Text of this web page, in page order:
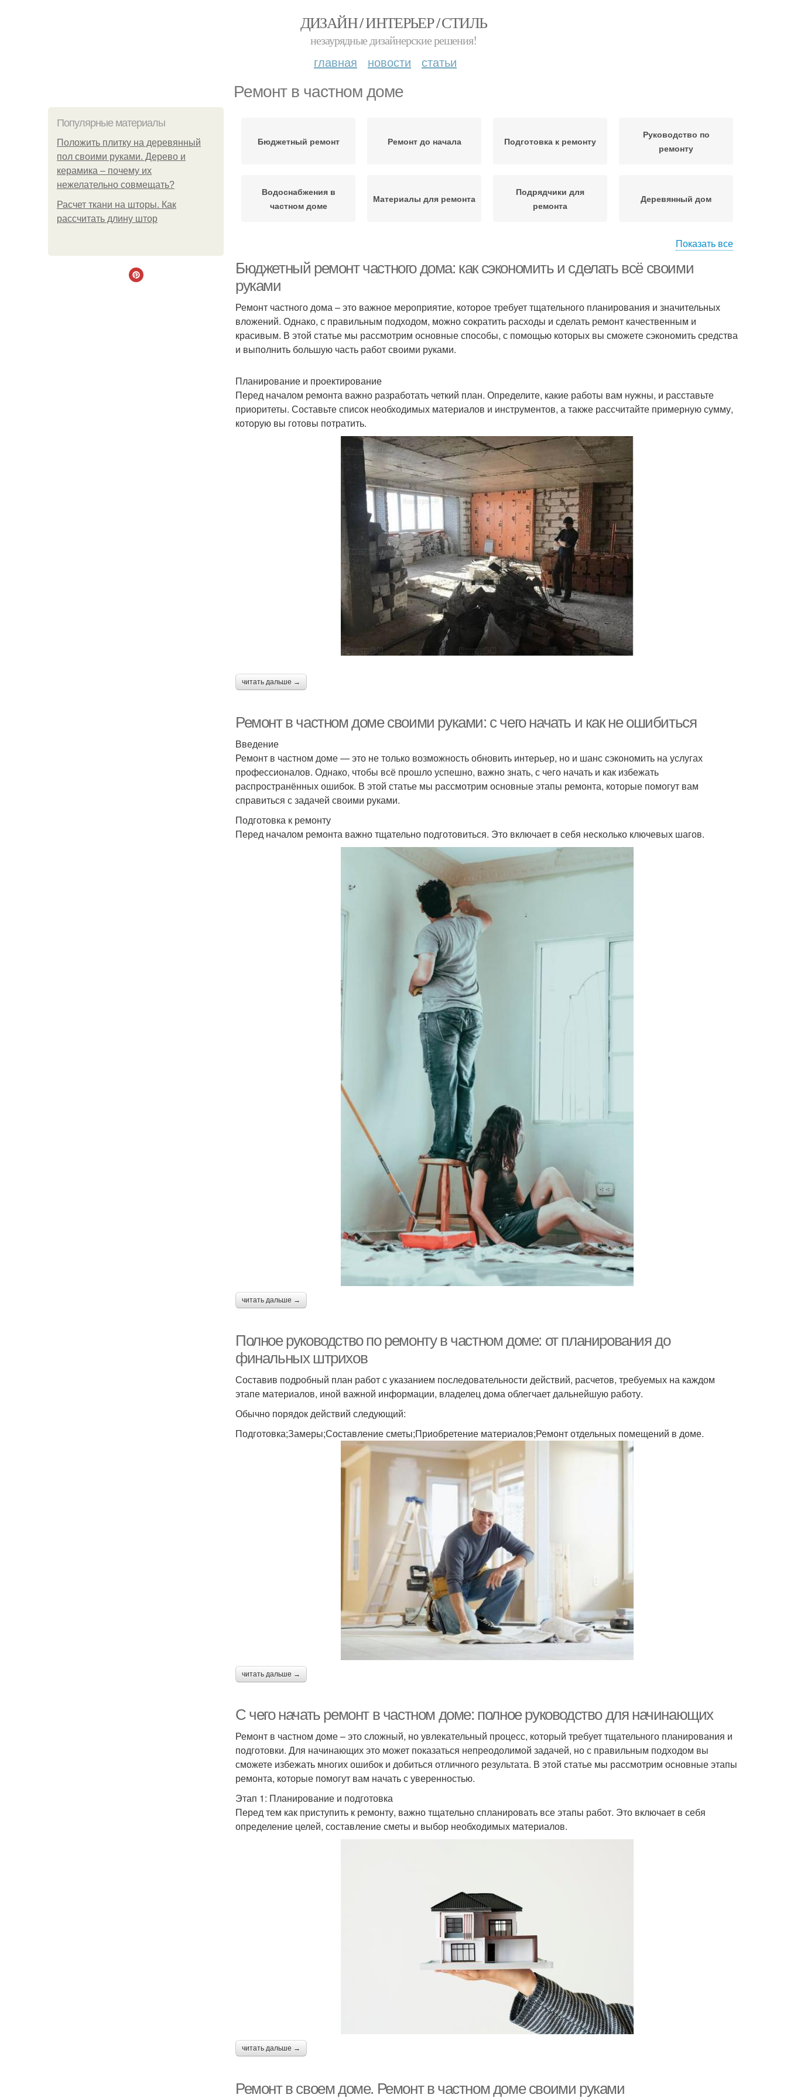
ДИЗАЙН / ИНТЕРЬЕР / СТИЛЬ
незаурядные дизайнерские решения!
главная новости статьи
Ремонт в частном доме
Популярные материалы
Положить плитку на деревянный
пол своими руками. Дерево и
керамика – почему их
нежелательно совмещать?
Расчет ткани на шторы. Как
рассчитать длину штор
Бюджетный ремонт Ремонт до начала Подготовка к ремонту
Руководство по
ремонту
Водоснабжения в
частном доме
Материалы для ремонта
Подрядчики для
ремонта
Деревянный дом
Показать все
Бюджетный ремонт частного дома: как сэкономить и сделать всё своими
руками
Ремонт частного дома – это важное мероприятие, которое требует тщательного планирования и значительных
вложений. Однако, с правильным подходом, можно сократить расходы и сделать ремонт качественным и
красивым. В этой статье мы рассмотрим основные способы, с помощью которых вы сможете сэкономить средства
и выполнить большую часть работ своими руками.
Планирование и проектирование
Перед началом ремонта важно разработать четкий план. Определите, какие работы вам нужны, и расставьте
приоритеты. Составьте список необходимых материалов и инструментов, а также рассчитайте примерную сумму,
которую вы готовы потратить.
читать дальше →
Ремонт в частном доме своими руками: с чего начать и как не ошибиться
Введение
Ремонт в частном доме — это не только возможность обновить интерьер, но и шанс сэкономить на услугах
профессионалов. Однако, чтобы всё прошло успешно, важно знать, с чего начать и как избежать
распространённых ошибок. В этой статье мы рассмотрим основные этапы ремонта, которые помогут вам
справиться с задачей своими руками.
Подготовка к ремонту
Перед началом ремонта важно тщательно подготовиться. Это включает в себя несколько ключевых шагов.
читать дальше →
Полное руководство по ремонту в частном доме: от планирования до
финальных штрихов
Составив подробный план работ с указанием последовательности действий, расчетов, требуемых на каждом
этапе материалов, иной важной информации, владелец дома облегчает дальнейшую работу.
Обычно порядок действий следующий:
Подготовка;Замеры;Составление сметы;Приобретение материалов;Ремонт отдельных помещений в доме.
читать дальше →
С чего начать ремонт в частном доме: полное руководство для начинающих
Ремонт в частном доме – это сложный, но увлекательный процесс, который требует тщательного планирования и
подготовки. Для начинающих это может показаться непреодолимой задачей, но с правильным подходом вы
сможете избежать многих ошибок и добиться отличного результата. В этой статье мы рассмотрим основные этапы
ремонта, которые помогут вам начать с уверенностью.
Этап 1: Планирование и подготовка
Перед тем как приступить к ремонту, важно тщательно спланировать все этапы работ. Это включает в себя
определение целей, составление сметы и выбор необходимых материалов.
читать дальше →
Ремонт в своем доме. Ремонт в частном доме своими руками